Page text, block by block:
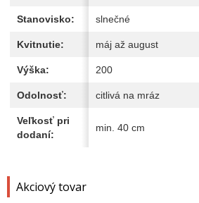
Akciový tovar
Stanovisko: slnečné
Kvitnutie: máj až august
Výška: 200
Odolnosť: citlivá na mráz
Veľkosť pri
dodaní:
min. 40 cm